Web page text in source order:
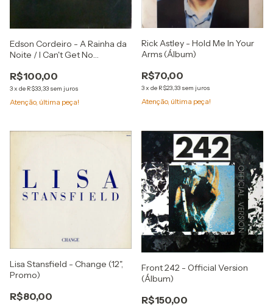
Edson Cordeiro - A Rainha da
Noite / I Can't Get No
R$100,00
3x de R$33,33 sem juros
Atenção, última peça!
Rick Astley - Hold Me In Your
Arms (Álbum)
R$70,00
3x de R$23,33 sem juros
Atenção, última peça!
Lisa Stansfield - Change (12",
Promo)
R$80,00
Front 242 - Official Version
(Álbum)
R$150,00